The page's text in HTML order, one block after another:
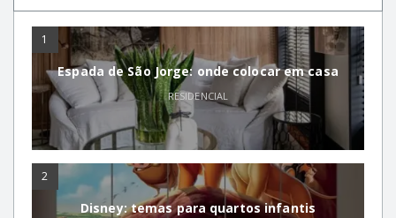
1
Espada de São Jorge: onde colocar em casa
RESIDENCIAL
2
Disney: temas para quartos infantis